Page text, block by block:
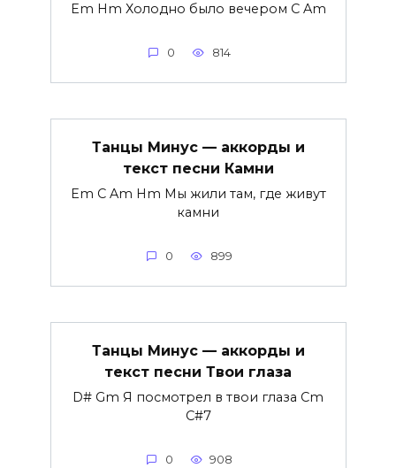
Em Hm Холодно было вечером C Am
0 814
Танцы Минус — аккорды и
текст песни Камни
Em C Am Hm Мы жили там, где живут
камни
0 899
Танцы Минус — аккорды и
текст песни Твои глаза
D# Gm Я посмотрел в твои глаза Cm
C#7
0 908